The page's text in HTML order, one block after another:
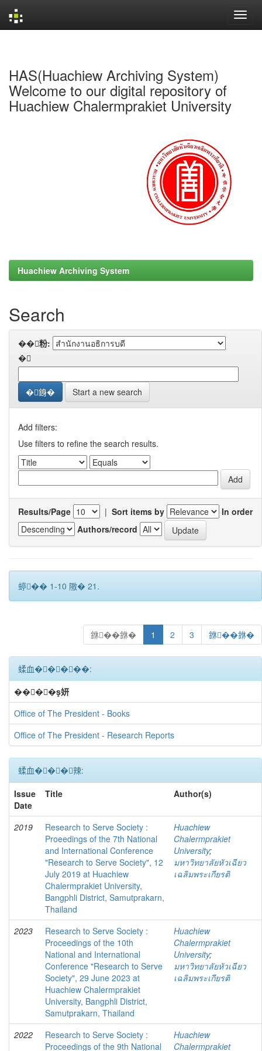
HAS(Huachiew Archiving System)
Welcome to our digital repository of
Huachiew Chalermprakiet University
Huachiew Archiving System
Search
��粉:
�
Start a new search
Add filters:
Use filters to refine the search results.
Results/Page | Sort items by
In order
Authors/record
蝏�� 1-10 隞� 21.
銝��銝� 1 2 3 銝��銝�
蝚血�����:
����妍
Office of The President - Books
Office of The President - Research Reports
蝚血���辣:
Issue
Date
Title Author(s)
2019
Research to Serve Society :
Proeedings of the 7th National
and International Conference
"Research to Serve Society", 12
July 2019 at Huachiew
Chalermprakiet University,
Bangphli District, Samutprakarn,
Thailand
Huachiew
Chalermprakiet
University;
มหาวิทยาลัยหัวเฉียว
เฉลิมพระเกียรติ
2023
Research to Serve Society :
Proceedings of the 10th
National and International
Conference "Research to Serve
Society", 29 June 2023 at
Huachiew Chalermprakiet
University, Bangphli District,
Samutprakarn, Thailand
Huachiew
Chalermprakiet
University;
มหาวิทยาลัยหัวเฉียว
เฉลิมพระเกียรติ
2022
Research to Serve Society :
Proceedings of the 9th National
Huachiew
Chalermprakiet